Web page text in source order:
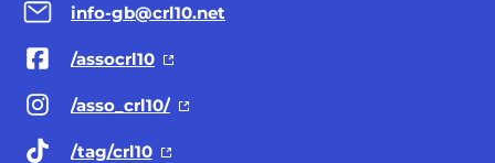
info-gb@crl10.net
/assocrl10
/asso_crl10/
/tag/crl10